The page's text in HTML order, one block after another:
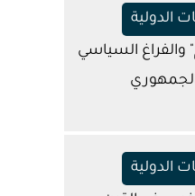
الدولية
والفراغ السياسي
الدولية